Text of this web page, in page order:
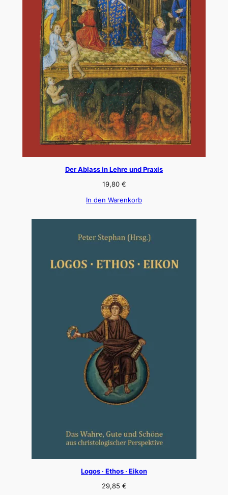
Der Ablass in Lehre und Praxis
19,80 €
In den Warenkorb
Logos · Ethos · Eikon
29,85 €